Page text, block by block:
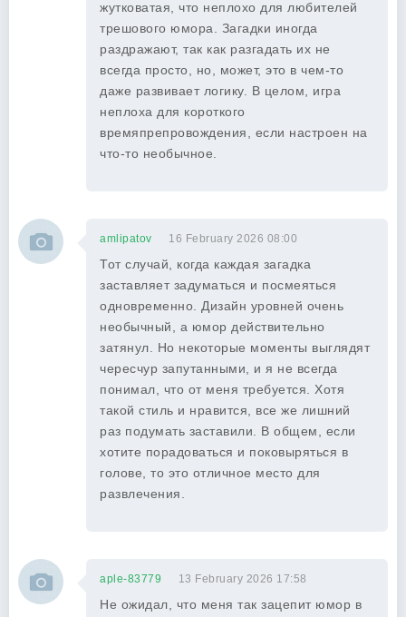
жутковатая, что неплохо для любителей
трешового юмора. Загадки иногда
раздражают, так как разгадать их не
всегда просто, но, может, это в чем-то
даже развивает логику. В целом, игра
неплоха для короткого
времяпрепровождения, если настроен на
что-то необычное.
amlipatov 16 February 2026 08:00
Тот случай, когда каждая загадка
заставляет задуматься и посмеяться
одновременно. Дизайн уровней очень
необычный, а юмор действительно
затянул. Но некоторые моменты выглядят
чересчур запутанными, и я не всегда
понимал, что от меня требуется. Хотя
такой стиль и нравится, все же лишний
раз подумать заставили. В общем, если
хотите порадоваться и поковыряться в
голове, то это отличное место для
развлечения.
aple-83779 13 February 2026 17:58
Не ожидал, что меня так зацепит юмор в